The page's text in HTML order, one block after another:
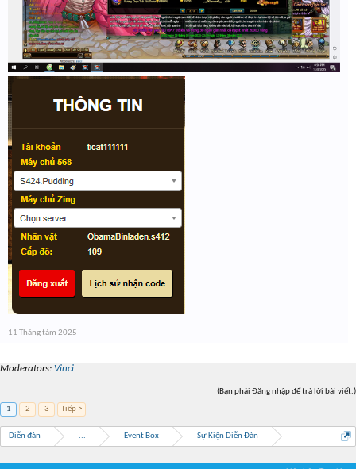
11 Tháng tám 2025
Moderators: Vinci
(Bạn phải Đăng nhập để trả lời bài viết.)
1
2 3 Tiếp >
Diễn đàn ... Event Box Sự Kiện Diễn Đàn